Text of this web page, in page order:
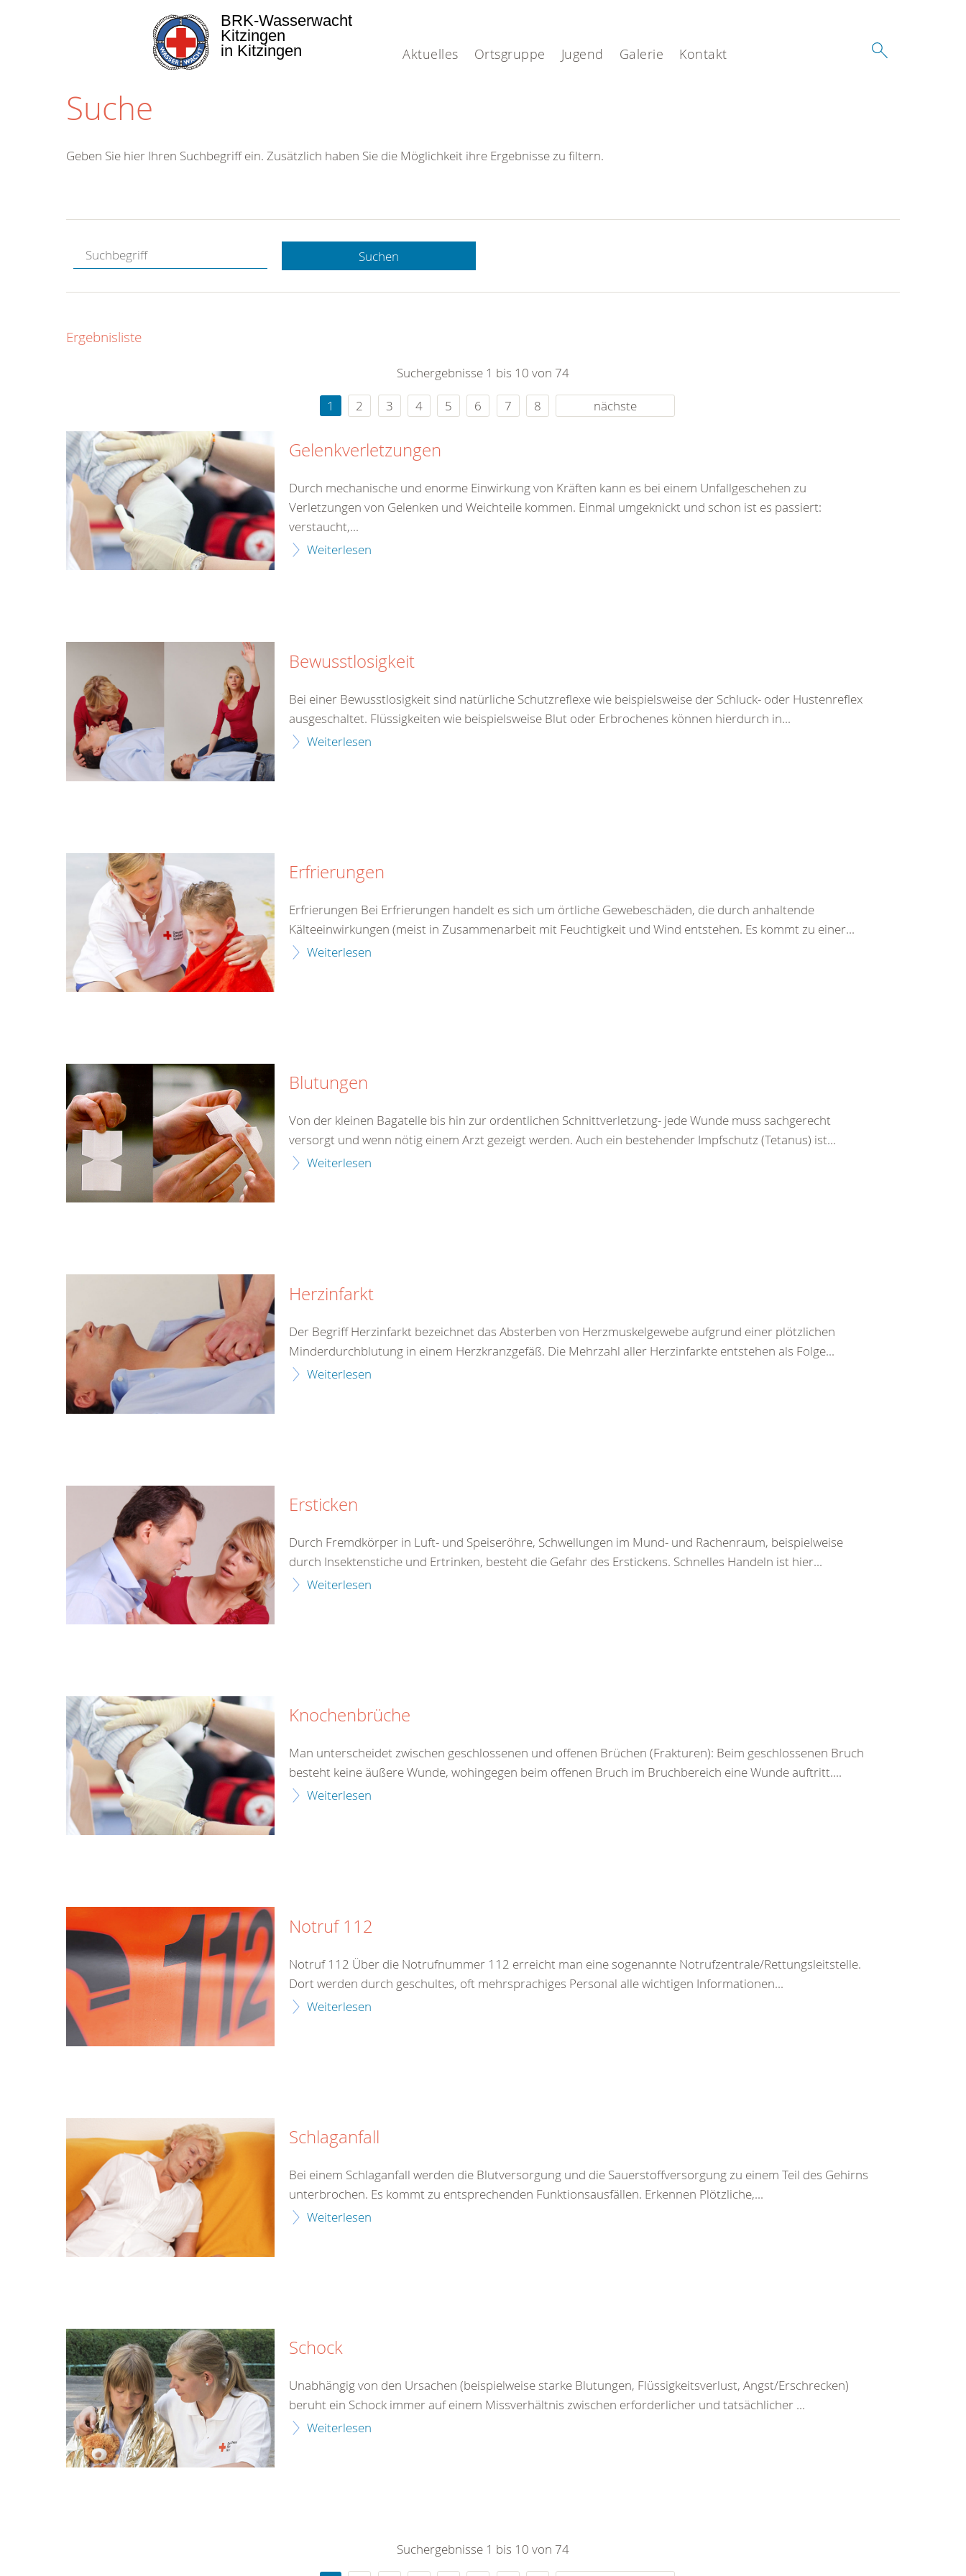
Aktuelles Ortsgruppe Jugend Galerie Kontakt
BRK-Wasserwacht
Kitzingen
in Kitzingen
Suche
Hotline.
gerne.
rund um die Uhr
Geben Sie hier Ihren Suchbegriff ein. Zusätzlich haben Sie die Möglichkeit ihre Ergebnisse zu filtern.
Suchen
Ergebnisliste
Suchergebnisse 1 bis 10 von 74
1
2 3 4 5 6 7 8 nächste
Gelenkverletzungen
Durch mechanische und enorme Einwirkung von Kräften kann es bei einem Unfallgeschehen zu
Verletzungen von Gelenken und Weichteile kommen. Einmal umgeknickt und schon ist es passiert:
verstaucht,...
Weiterlesen
Bewusstlosigkeit
Bei einer Bewusstlosigkeit sind natürliche Schutzreflexe wie beispielsweise der Schluck- oder Hustenreflex
ausgeschaltet. Flüssigkeiten wie beispielsweise Blut oder Erbrochenes können hierdurch in...
Weiterlesen
Erfrierungen
Erfrierungen Bei Erfrierungen handelt es sich um örtliche Gewebeschäden, die durch anhaltende
Kälteeinwirkungen (meist in Zusammenarbeit mit Feuchtigkeit und Wind entstehen. Es kommt zu einer...
Weiterlesen
Blutungen
Von der kleinen Bagatelle bis hin zur ordentlichen Schnittverletzung- jede Wunde muss sachgerecht
versorgt und wenn nötig einem Arzt gezeigt werden. Auch ein bestehender Impfschutz (Tetanus) ist...
Weiterlesen
Herzinfarkt
Der Begriff Herzinfarkt bezeichnet das Absterben von Herzmuskelgewebe aufgrund einer plötzlichen
Minderdurchblutung in einem Herzkranzgefäß. Die Mehrzahl aller Herzinfarkte entstehen als Folge...
Weiterlesen
Ersticken
Durch Fremdkörper in Luft- und Speiseröhre, Schwellungen im Mund- und Rachenraum, beispielweise
durch Insektenstiche und Ertrinken, besteht die Gefahr des Erstickens. Schnelles Handeln ist hier...
Weiterlesen
Knochenbrüche
Man unterscheidet zwischen geschlossenen und offenen Brüchen (Frakturen): Beim geschlossenen Bruch
besteht keine äußere Wunde, wohingegen beim offenen Bruch im Bruchbereich eine Wunde auftritt....
Weiterlesen
Notruf 112
Notruf 112 Über die Notrufnummer 112 erreicht man eine sogenannte Notrufzentrale/Rettungsleitstelle.
Dort werden durch geschultes, oft mehrsprachiges Personal alle wichtigen Informationen...
Weiterlesen
Schlaganfall
Bei einem Schlaganfall werden die Blutversorgung und die Sauerstoffversorgung zu einem Teil des Gehirns
unterbrochen. Es kommt zu entsprechenden Funktionsausfällen. Erkennen Plötzliche,...
Weiterlesen
Schock
Unabhängig von den Ursachen (beispielweise starke Blutungen, Flüssigkeitsverlust, Angst/Erschrecken)
beruht ein Schock immer auf einem Missverhältnis zwischen erforderlicher und tatsächlicher ...
Weiterlesen
Suchergebnisse 1 bis 10 von 74